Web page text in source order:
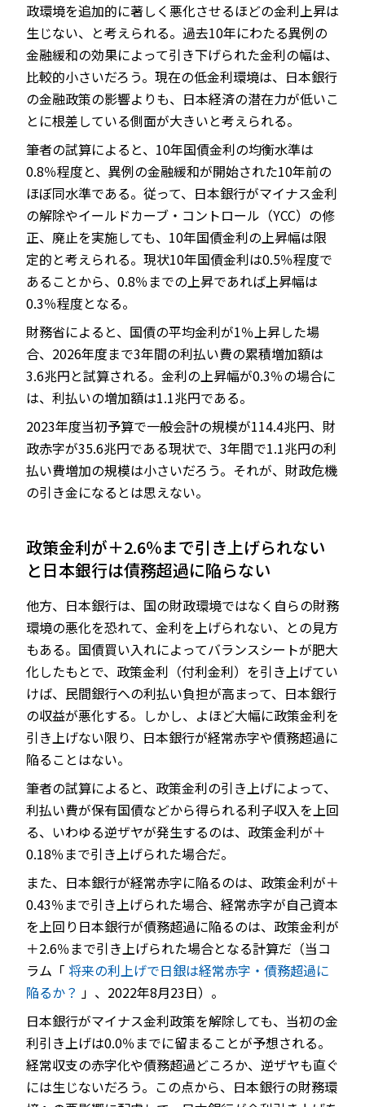
政環境を追加的に著しく悪化させるほどの金利上昇は
生じない、と考えられる。過去10年にわたる異例の
金融緩和の効果によって引き下げられた金利の幅は、
比較的小さいだろう。現在の低金利環境は、日本銀行
の金融政策の影響よりも、日本経済の潜在力が低いこ
とに根差している側面が大きいと考えられる。
筆者の試算によると、10年国債金利の均衡水準は
0.8％程度と、異例の金融緩和が開始された10年前の
ほぼ同水準である。従って、日本銀行がマイナス金利
の解除やイールドカーブ・コントロール（YCC）の修
正、廃止を実施しても、10年国債金利の上昇幅は限
定的と考えられる。現状10年国債金利は0.5％程度で
あることから、0.8％までの上昇であれば上昇幅は
0.3％程度となる。
財務省によると、国債の平均金利が1％上昇した場
合、2026年度まで3年間の利払い費の累積増加額は
3.6兆円と試算される。金利の上昇幅が0.3％の場合に
は、利払いの増加額は1.1兆円である。
2023年度当初予算で一般会計の規模が114.4兆円、財
政赤字が35.6兆円である現状で、3年間で1.1兆円の利
払い費増加の規模は小さいだろう。それが、財政危機
の引き金になるとは思えない。
政策金利が＋2.6％まで引き上げられない
と日本銀行は債務超過に陥らない
他方、日本銀行は、国の財政環境ではなく自らの財務
環境の悪化を恐れて、金利を上げられない、との見方
もある。国債買い入れによってバランスシートが肥大
化したもとで、政策金利（付利金利）を引き上げてい
けば、民間銀行への利払い負担が高まって、日本銀行
の収益が悪化する。しかし、よほど大幅に政策金利を
引き上げない限り、日本銀行が経常赤字や債務超過に
陥ることはない。
筆者の試算によると、政策金利の引き上げによって、
利払い費が保有国債などから得られる利子収入を上回
る、いわゆる逆ザヤが発生するのは、政策金利が＋
0.18％まで引き上げられた場合だ。
また、日本銀行が経常赤字に陥るのは、政策金利が＋
0.43％まで引き上げられた場合、経常赤字が自己資本
を上回り日本銀行が債務超過に陥るのは、政策金利が
＋2.6％まで引き上げられた場合となる計算だ（当コ
ラム「 将来の利上げで日銀は経常赤字・債務超過に
陥るか？ 」、2022年8月23日）。
日本銀行がマイナス金利政策を解除しても、当初の金
利引き上げは0.0％までに留まることが予想される。
経常収支の赤字化や債務超過どころか、逆ザヤも直ぐ
には生じないだろう。この点から、日本銀行の財務環